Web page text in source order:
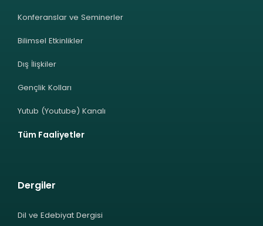
Konferanslar ve Seminerler
Bilimsel Etkinlikler
Dış İlişkiler
Gençlik Kolları
Yutub (Youtube) Kanalı
Tüm Faaliyetler
Dergiler
Dil ve Edebiyat Dergisi